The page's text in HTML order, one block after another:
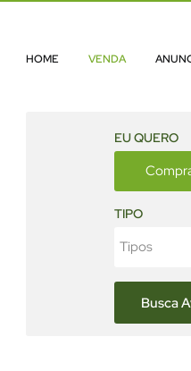
HOME VENDA
EU QUERO
TIPO
Tipos
Busca